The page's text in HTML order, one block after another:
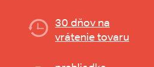
30 dňov na
vrátenie tovaru